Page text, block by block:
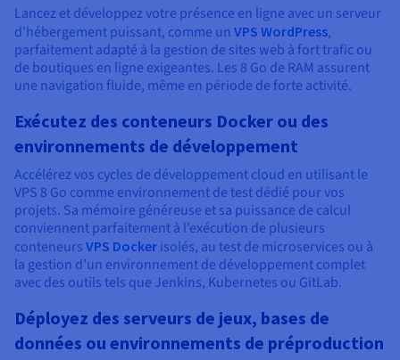
Lancez et développez votre présence en ligne avec un serveur
d’hébergement puissant, comme un VPS WordPress,
parfaitement adapté à la gestion de sites web à fort trafic ou
de boutiques en ligne exigeantes. Les 8 Go de RAM assurent
une navigation fluide, même en période de forte activité.
Exécutez des conteneurs Docker ou des
environnements de développement
Accélérez vos cycles de développement cloud en utilisant le
VPS 8 Go comme environnement de test dédié pour vos
projets. Sa mémoire généreuse et sa puissance de calcul
conviennent parfaitement à l’exécution de plusieurs
conteneurs VPS Docker isolés, au test de microservices ou à
la gestion d’un environnement de développement complet
avec des outils tels que Jenkins, Kubernetes ou GitLab.
Déployez des serveurs de jeux, bases de
données ou environnements de préproduction